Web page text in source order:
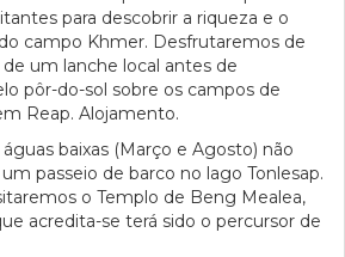
para descobrir a riqueza e o
campo Khmer. Desfrutaremos de
um lanche local antes de
pôr-do-sol sobre os campos de
Reap. Alojamento.
baixas (Março e Agosto) não
passeio de barco no lago Tonlesap.
o Templo de Beng Mealea,
acredita-se terá sido o percursor de